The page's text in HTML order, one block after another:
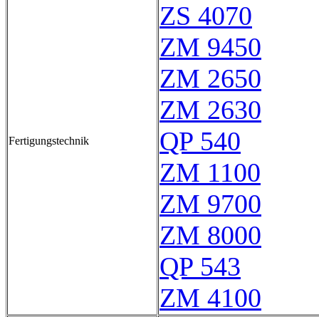
Fertigungstechnik
ZS 4070
ZM 9450
ZM 2650
ZM 2630
QP 540
ZM 1100
ZM 9700
ZM 8000
QP 543
ZM 4100